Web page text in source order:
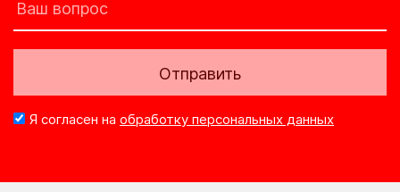
Отправить
Я согласен на обработку персональных данных